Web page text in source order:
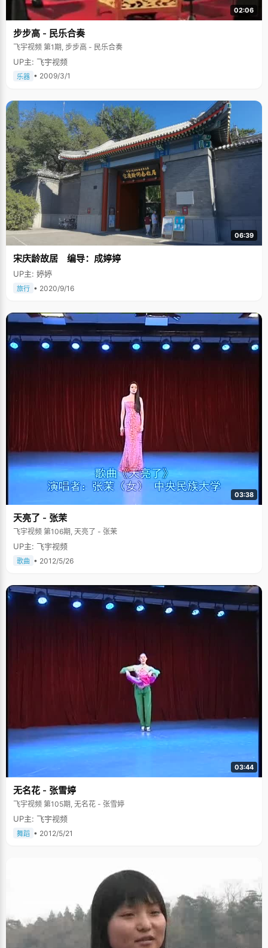
02:06
步步高 - 民乐合奏
飞宇视频 第1期, 步步高 - 民乐合奏
UP主: 飞宇视频
乐器 • 2009/3/1
06:39
宋庆龄故居 编导：成婷婷
UP主: 婷婷
旅行 • 2020/9/16
03:38
天亮了 - 张茉
飞宇视频 第106期, 天亮了 - 张茉
UP主: 飞宇视频
歌曲 • 2012/5/26
03:44
无名花 - 张雪婷
飞宇视频 第105期, 无名花 - 张雪婷
UP主: 飞宇视频
舞蹈 • 2012/5/21